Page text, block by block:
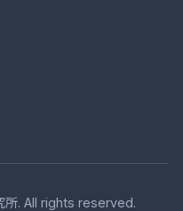
所. All rights reserved.